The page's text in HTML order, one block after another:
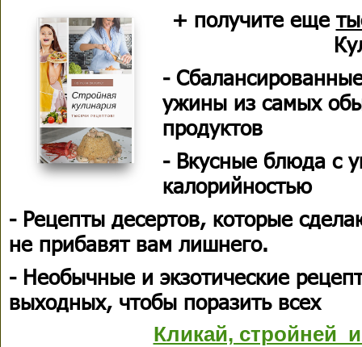
+ получите еще
-
ужины из самых
продуктов
- Вкусные блюда с
калорийностью
- Рецепты десертов, которые
не прибавят вам лишнего.
- Необычные и экзотические
выходных, чтобы поразить всех
Кликай, стройней